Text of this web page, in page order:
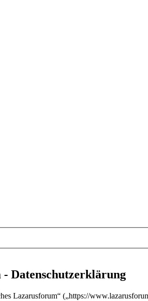
- Datenschutzerklärung
Lazarusforum“ („https://